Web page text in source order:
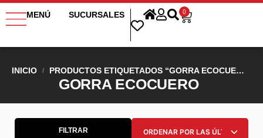
MENÚ SUCURSALES 0
INICIO / PRODUCTOS ETIQUETADOS “GORRA ECOCUERO”
GORRA ECOCUERO
FILTRAR